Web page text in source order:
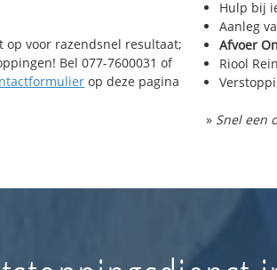
op voor razendsnel resultaat;
Bel 077-7600031 of
op deze pagina
Hulp bij
Aanleg
Afvoer
Riool
» Snel een